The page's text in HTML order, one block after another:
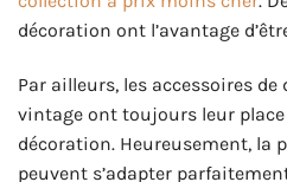
décoration ont l’avantage
Par ailleurs, les accessoires
vintage ont toujours leur
décoration. Heureusement, la
peuvent s’adapter